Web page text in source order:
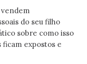
do seu filho
sobre como isso
ficam expostos e